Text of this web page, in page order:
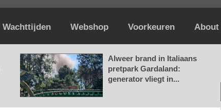
Wachttijden Webshop Voorkeuren About
Alweer brand in Italiaans
pretpark Gardaland:
generator vliegt in...